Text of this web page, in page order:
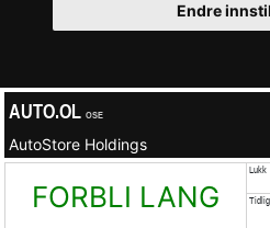
Endre
AUTO.OL OSE
AutoStore Holdings
FORBLI LANG
Lukk